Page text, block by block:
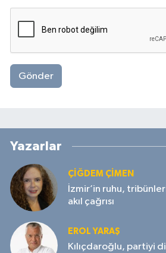
Gönder
Yazarlar
ÇIĞDEM ÇIMEN
İzmir’in ruhu,
akıl çağrısı
EROL YARAŞ
Kılıçdaroğlu, partiyi